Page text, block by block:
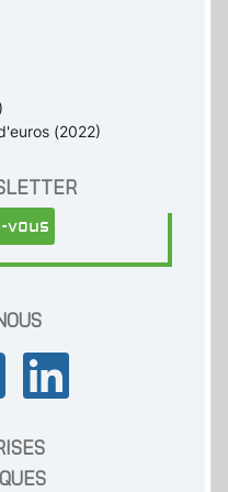
(2022)
vous